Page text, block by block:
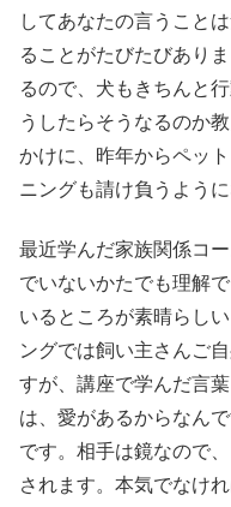
してあなたの言うこと
ることがたびたびあり
るので、犬もきちんと
うしたらそうなるのか
かけに、昨年からペッ
ニングも請け負うように
最近学んだ家族関係コ
でいないかたでも理解
いるところが素晴らし
ングでは飼い主さんご
すが、講座で学んだ言
は、愛があるからなん
です。相手は鏡なので
されます。本気でなけ